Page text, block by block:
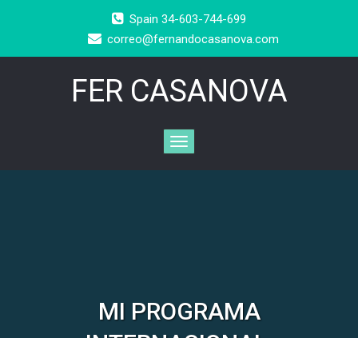
Spain 34-603-744-699
correo@fernandocasanova.com
FER CASANOVA
MI PROGRAMA